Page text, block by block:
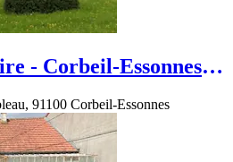
- Corbeil-Essonnes -
91100 Corbeil-Essonnes